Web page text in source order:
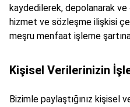
kaydedilerek, depolanarak ve
hizmet ve sözleşme ilişkisi
meşru menfaat işleme
Kişisel Verilerinizin
Bizimle paylaştığınız kişisel